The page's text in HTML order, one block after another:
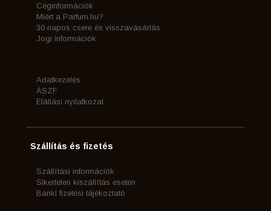
Céginformációk
Miért a Parfum.hu?
30 napos csere és visszavásárlás
Jogi információk
Adatkezelés
ÁSZF
Elállási nyilatkozat
Szállítás és fizetés
Szállítási információk
Sikertelen kiszállítás esetén
Banki fizetési tájékoztató